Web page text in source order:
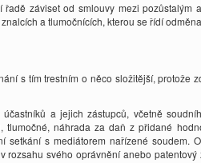
záviset od smlouvy mezi pozůstalým
a tlumočnících, kterou se řídí
s tím trestním o něco složitější, protože
a jejich zástupců, včetně
náhrada za daň z přidané
s mediátorem nařízené soudem.
svého oprávnění anebo